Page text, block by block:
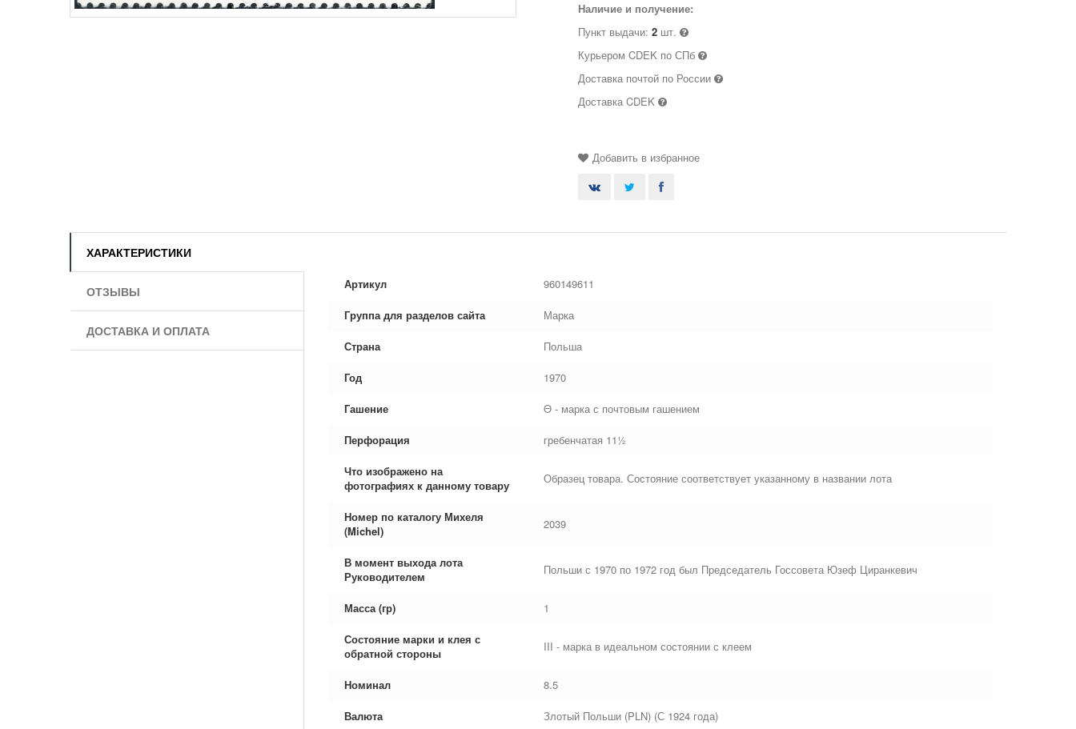
Наличие и получение:
Пункт выдачи: 2 шт.
Курьером CDEK по СПб
Доставка почтой по России
Доставка CDEK
Добавить в избранное
ХАРАКТЕРИСТИКИ
ОТЗЫВЫ
ДОСТАВКА И ОПЛАТА
Артикул 960149611
Группа для разделов сайта Марка
Страна Польша
Год 1970
Гашение Θ - марка с почтовым гашением
Перфорация гребенчатая 11½
Что изображено на
фотографиях к данному товару
Образец товара. Состояние соответствует указанному в названии лота
Номер по каталогу Михеля
(Michel)
2039
В момент выхода лота
Руководителем
Польши с 1970 по 1972 год был Председатель Госсовета Юзеф Циранкевич
Масса (гр) 1
Состояние марки и клея с
обратной стороны
III - марка в идеальном состоянии с клеем
Номинал 8.5
Валюта Злотый Польши (PLN) (С 1924 года)